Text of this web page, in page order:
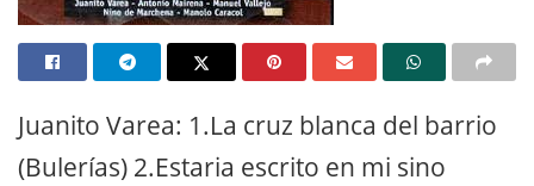
Juanito Varea: 1.La cruz blanca del barrio
(Bulerías) 2.Estaria escrito en mi sino